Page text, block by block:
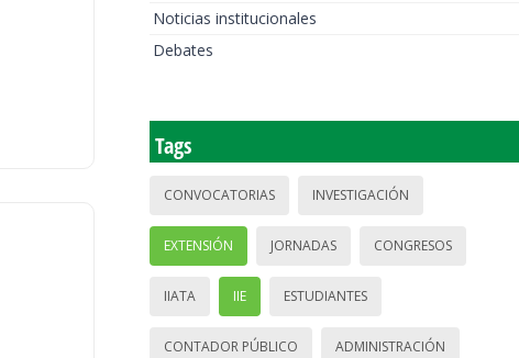
Noticias institucionales
Debates
Tags
CONVOCATORIAS INVESTIGACIÓN
EXTENSIÓN JORNADAS CONGRESOS
IIATA IIE ESTUDIANTES
CONTADOR PÚBLICO ADMINISTRACIÓN